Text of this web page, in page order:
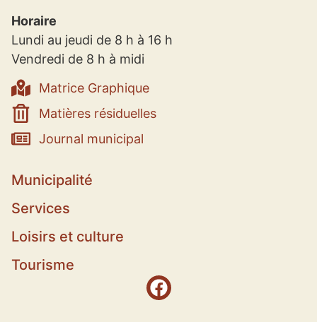
Horaire
Lundi au jeudi de 8 h à 16 h
Vendredi de 8 h à midi
Matrice Graphique
Matières résiduelles
Journal municipal
Municipalité
Services
Loisirs et culture
Tourisme